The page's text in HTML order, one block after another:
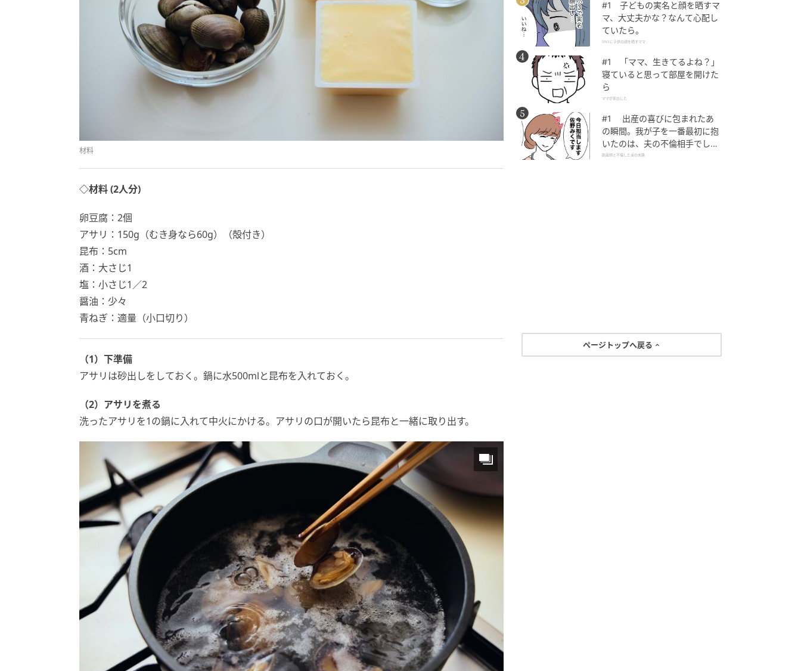
材料
◇材料 (2人分)
卵豆腐：2個
アサリ：150g（むき身なら60g）（殻付き）
昆布：5cm
酒：大さじ1
塩：小さじ1／2
醤油：少々
青ねぎ：適量（小口切り）
（1）下準備
アサリは砂出しをしておく。鍋に水500mlと昆布を入れておく。
（2）アサリを煮る
洗ったアサリを1の鍋に入れて中火にかける。アサリの口が開いたら昆布と一緒に取り出す。
#1 子どもの実名と顔を晒すマ
マ、大丈夫かな？なんて心配し
ていたら。
SNSに子供の顔を晒すママ
#1 「ママ、生きてるよね？」
寝ていると思って部屋を開けた
ら
ママが家出した
#1 出産の喜びに包まれたあ
の瞬間。我が子を一番最初に抱
いたのは、夫の不倫相手でし
た。
助産師と不倫した夫の末路
ページトップへ戻る